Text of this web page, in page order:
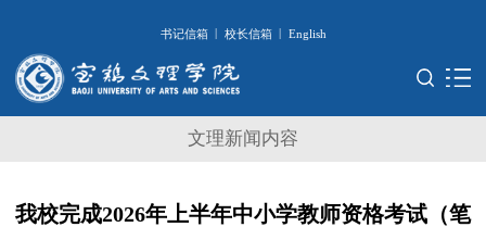
书记信箱 | 校长信箱 | English
文理新闻内容
我校完成2026年上半年中小学教师资格考试（笔